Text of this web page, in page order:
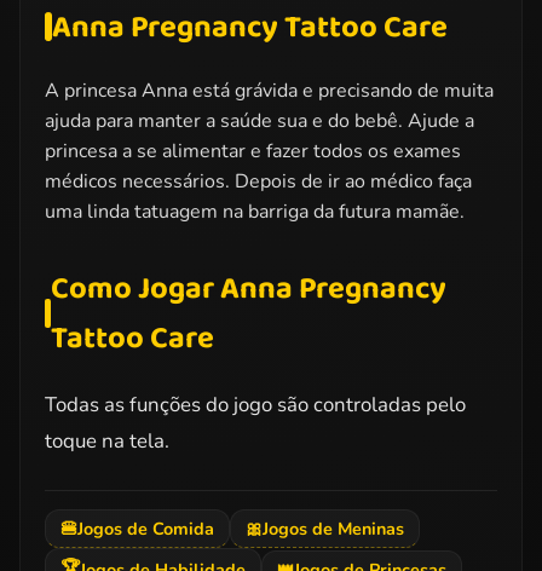
Anna Pregnancy Tattoo Care
A princesa Anna está grávida e precisando de muita
ajuda para manter a saúde sua e do bebê. Ajude a
princesa a se alimentar e fazer todos os exames
médicos necessários. Depois de ir ao médico faça
uma linda tatuagem na barriga da futura mamãe.
Como Jogar Anna Pregnancy
Tattoo Care
Todas as funções do jogo são controladas pelo
toque na tela.
🍔Jogos de Comida 🎀Jogos de Meninas